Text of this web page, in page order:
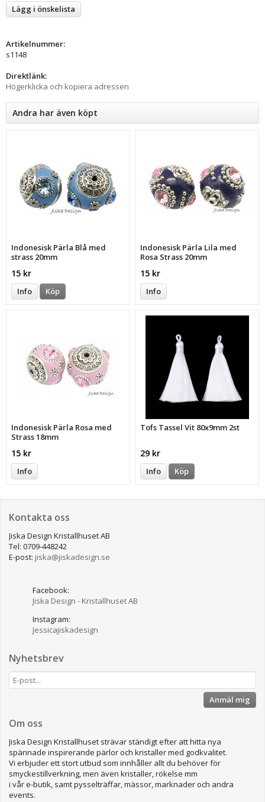
Lägg i önskelista
Artikelnummer:
s1148
Direktlänk:
Högerklicka och kopiera adressen
Andra har även köpt
Indonesisk Pärla Blå med
strass 20mm
15 kr
Info Köp
Indonesisk Pärla Lila med
Rosa Strass 20mm
15 kr
Info
Indonesisk Pärla Rosa med
Strass 18mm
15 kr
Info
Tofs Tassel Vit 80x9mm 2st
29 kr
Info Köp
Kontakta oss
Jiska Design Kristallhuset AB
Tel: 0709-448242
E-post: jiska@jiskadesign.se
Facebook:
Jiska Design - Kristallhuset AB
Instagram:
Jessicajiskadesign
Nyhetsbrev
Anmäl mig
Om oss
Jiska Design Kristallhuset strävar ständigt efter att hitta nya
spännade inspirerande pärlor och kristaller med godkvalitet.
Vi erbjuder ett stort utbud som innhåller allt du behöver för
smyckestillverkning, men även kristaller, rökelse mm
i vår e-butik, samt pysselträffar, mässor, marknader och andra
events.